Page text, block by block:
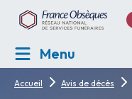
Menu
Accueil Avis de décès